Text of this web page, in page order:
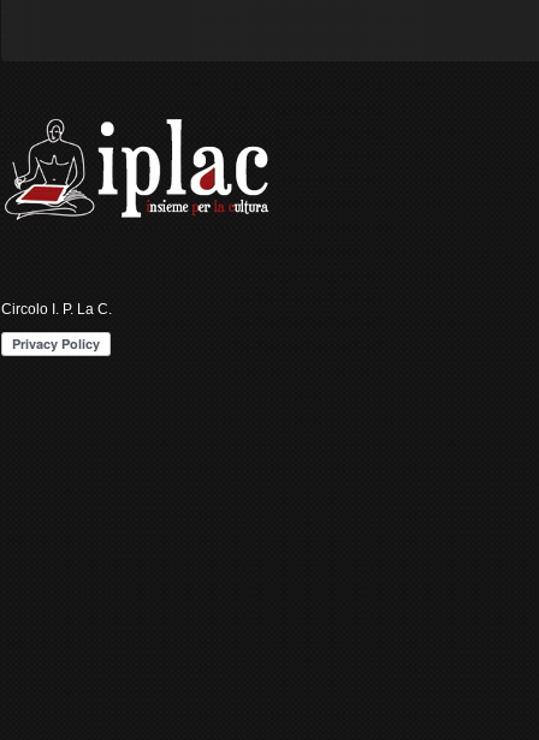
Circolo I. P. La C.